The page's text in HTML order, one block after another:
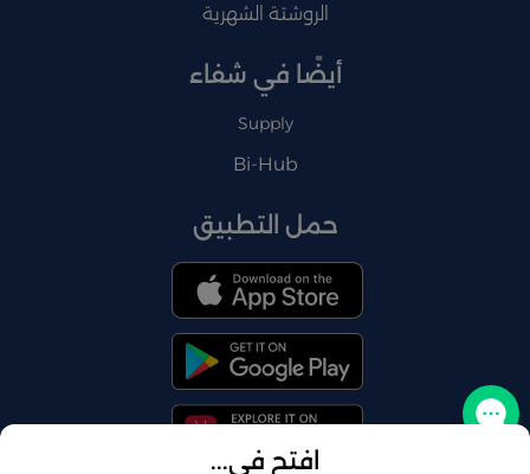
افتح في...
الروشتة الشهرية
أيضًا في شفاء
Supply
Bi-Hub
حمل التطبيق
تواصل معنا